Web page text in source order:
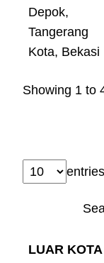
Depok,
Tangerang
Kota, Bekasi
Showing 1 to
LUAR